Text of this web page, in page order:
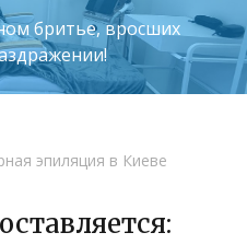
бритье, вросших
эпиляция в Киеве